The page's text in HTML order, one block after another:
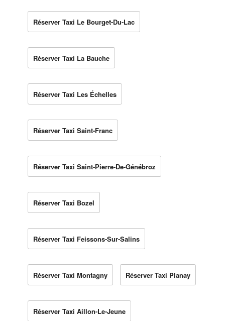
Réserver Taxi Le Bourget-Du-Lac
Réserver Taxi La Bauche
Réserver Taxi Les Échelles
Réserver Taxi Saint-Franc
Réserver Taxi Saint-Pierre-De-Génébroz
Réserver Taxi Bozel
Réserver Taxi Feissons-Sur-Salins
Réserver Taxi Montagny Réserver Taxi Planay
Réserver Taxi Aillon-Le-Jeune